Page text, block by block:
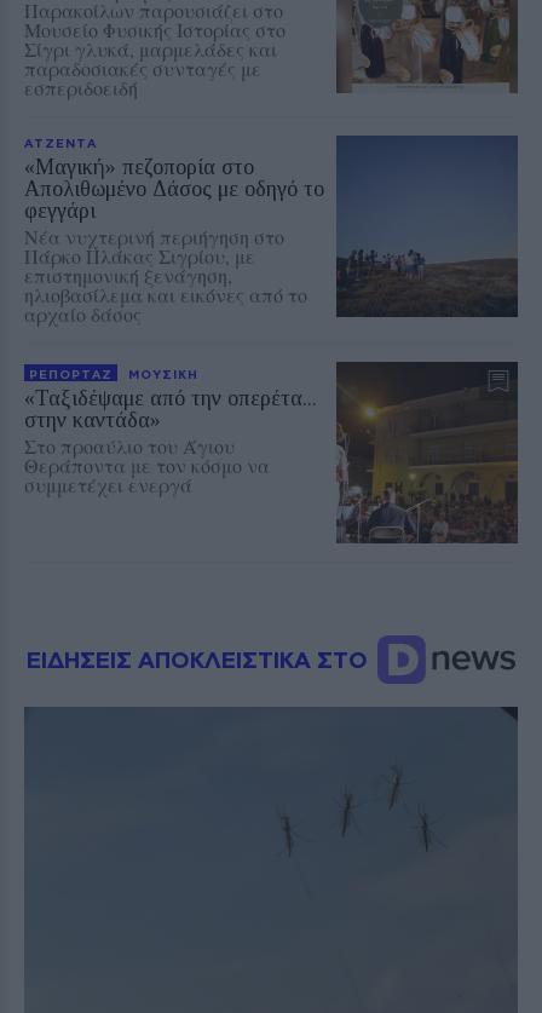
Παρακοίλων παρουσιάζει στο
Μουσείο Φυσικής Ιστορίας στο
Σίγρι γλυκά, μαρμελάδες και
παραδοσιακές συνταγές με
εσπεριδοειδή
ΑΤΖΕΝΤΑ
«Μαγική» πεζοπορία στο
Απολιθωμένο Δάσος με οδηγό το
φεγγάρι
Νέα νυχτερινή περιήγηση στο
Πάρκο Πλάκας Σιγρίου, με
επιστημονική ξενάγηση,
ηλιοβασίλεμα και εικόνες από το
αρχαίο δάσος
ΡΕΠΟΡΤΑΖ ΜΟΥΣΙΚΗ
«Ταξιδέψαμε από την οπερέτα...
στην καντάδα»
Στο προαύλιο του Άγιου
Θεράποντα με τον κόσμο να
συμμετέχει ενεργά
ΕΙΔΗΣΕΙΣ ΑΠΟΚΛΕΙΣΤΙΚΑ ΣΤΟ